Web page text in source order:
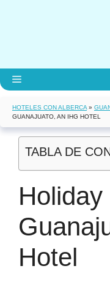
Menú
HOTELES CON ALBERCA »
GUANAJUATO, AN IHG HOTEL
TABLA DE
Hotel